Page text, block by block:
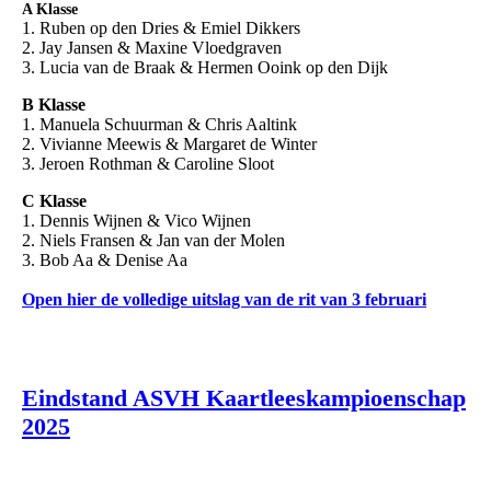
A Klasse
1. Ruben op den Dries & Emiel Dikkers
2. Jay Jansen & Maxine Vloedgraven
3. Lucia van de Braak & Hermen Ooink op den Dijk
B Klasse
1. Manuela Schuurman & Chris Aaltink
2. Vivianne Meewis & Margaret de Winter
3. Jeroen Rothman & Caroline Sloot
C Klasse
1. Dennis Wijnen & Vico Wijnen
2. Niels Fransen & Jan van der Molen
3. Bob Aa & Denise Aa
Open hier de volledige uitslag van de rit van 3 februari
Eindstand ASVH Kaartleeskampioenschap
2025